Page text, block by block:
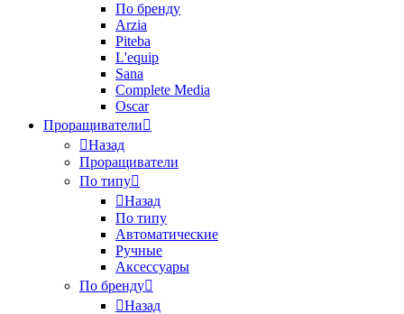
По бренду
Arzia
Piteba
L'equip
Sana
Complete Media
Oscar
Проращиватели
Назад
Проращиватели
По типу
Назад
По типу
Автоматические
Ручные
Аксессуары
По бренду
Назад